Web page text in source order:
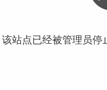
站点已经被管理员